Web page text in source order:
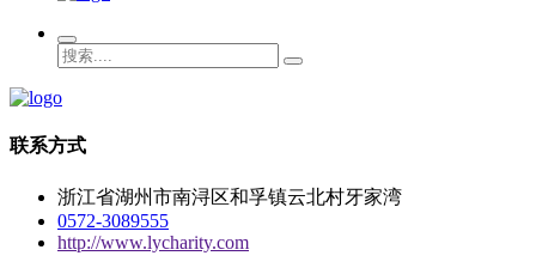
联系方式
浙江省湖州市南浔区和孚镇云北村牙家湾
0572-3089555
http://www.lycharity.com